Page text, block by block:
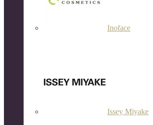
Inoface
Issey Miyake